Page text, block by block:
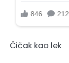
Čičak kao lek